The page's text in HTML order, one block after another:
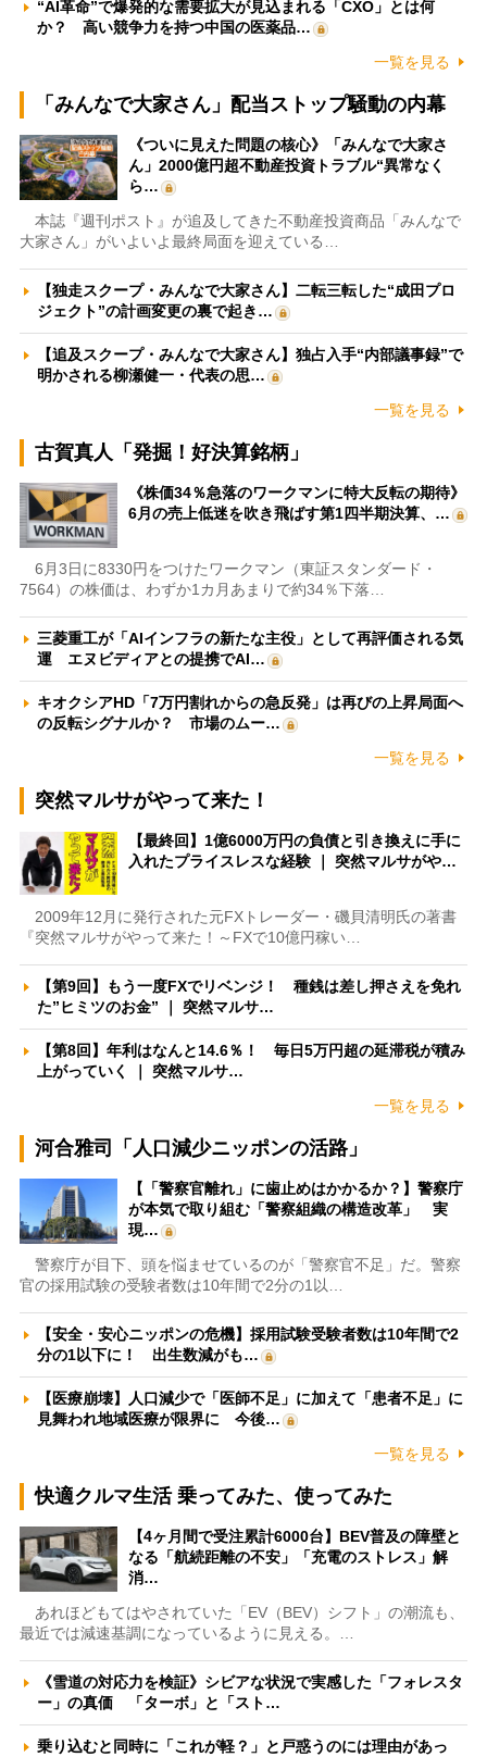
“AI革命”で爆発的な需要拡大が見込まれる「CXO」とは何
か？ 高い競争力を持つ中国の医薬品…
一覧を見る
「みんなで大家さん」配当ストップ騒動の内幕
《ついに見えた問題の核心》「みんなで大家さ
ん」2000億円超不動産投資トラブル“異常なく
ら…
本誌『週刊ポスト』が追及してきた不動産投資商品「みんなで
大家さん」がいよいよ最終局面を迎えている…
【独走スクープ・みんなで大家さん】二転三転した“成田プロ
ジェクト”の計画変更の裏で起き…
【追及スクープ・みんなで大家さん】独占入手“内部議事録”で
明かされる柳瀬健一・代表の思…
一覧を見る
古賀真人「発掘！好決算銘柄」
《株価34％急落のワークマンに特大反転の期待》
6月の売上低迷を吹き飛ばす第1四半期決算、…
6月3日に8330円をつけたワークマン（東証スタンダード・
7564）の株価は、わずか1カ月あまりで約34％下落…
三菱重工が「AIインフラの新たな主役」として再評価される気
運 エヌビディアとの提携でAI…
キオクシアHD「7万円割れからの急反発」は再びの上昇局面へ
の反転シグナルか？ 市場のムー…
一覧を見る
突然マルサがやって来た！
【最終回】1億6000万円の負債と引き換えに手に
入れたプライスレスな経験 ｜ 突然マルサがや…
2009年12月に発行された元FXトレーダー・磯貝清明氏の著書
『突然マルサがやって来た！～FXで10億円稼い…
【第9回】もう一度FXでリベンジ！ 種銭は差し押さえを免れ
た”ヒミツのお金” ｜ 突然マルサ…
【第8回】年利はなんと14.6％！ 毎日5万円超の延滞税が積み
上がっていく ｜ 突然マルサ…
一覧を見る
河合雅司「人口減少ニッポンの活路」
【「警察官離れ」に歯止めはかかるか？】警察庁
が本気で取り組む「警察組織の構造改革」 実
現…
警察庁が目下、頭を悩ませているのが「警察官不足」だ。警察
官の採用試験の受験者数は10年間で2分の1以…
【安全・安心ニッポンの危機】採用試験受験者数は10年間で2
分の1以下に！ 出生数減がも…
【医療崩壊】人口減少で「医師不足」に加えて「患者不足」に
見舞われ地域医療が限界に 今後…
一覧を見る
快適クルマ生活 乗ってみた、使ってみた
【4ヶ月間で受注累計6000台】BEV普及の障壁と
なる「航続距離の不安」「充電のストレス」解
消…
あれほどもてはやされていた「EV（BEV）シフト」の潮流も、
最近では減速基調になっているように見える。…
《雪道の対応力を検証》シビアな状況で実感した「フォレスタ
ー」の真価 「ターボ」と「スト…
乗り込むと同時に「これが軽？」と戸惑うのには理由があっ